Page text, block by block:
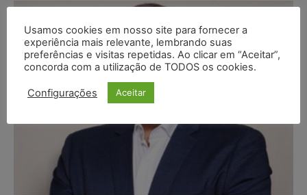
Usamos cookies em nosso site para fornecer a
experiência mais relevante, lembrando suas
preferências e visitas repetidas. Ao clicar em “Aceitar”,
concorda com a utilização de TODOS os cookies.
Configurações Aceitar